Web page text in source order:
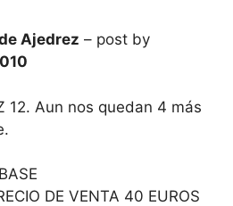
Ajedrez – post by
12. Aun nos quedan 4 más
DE VENTA 40 EUROS